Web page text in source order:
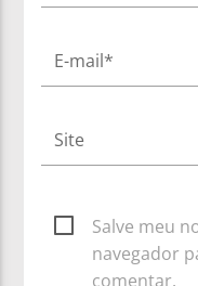
Salve meu
navegador
comentar.